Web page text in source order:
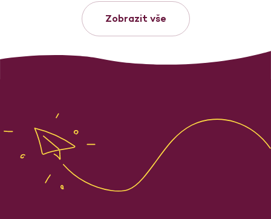
Zobrazit vše